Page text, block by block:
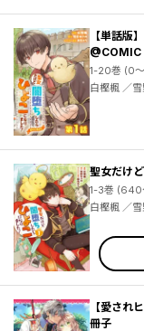
【単話版
@COMIC
1-20巻 (0
聖女だけ
1-3巻
【愛され
冊子